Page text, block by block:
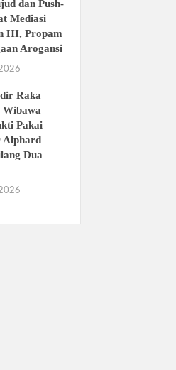
dan Push-
Mediasi
HI, Propam
Arogansi
Raka
Wibawa
Pakai
Alphard
Dua